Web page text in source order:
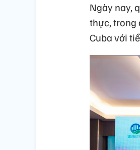
Ngày nay,
thực, trong
Cuba với